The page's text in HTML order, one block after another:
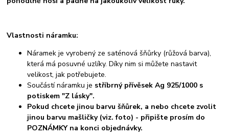
Vlastnosti náramku:
Náramek je vyrobený ze saténová šňůrky (růžová barva),
která má posuvné uzlíky. Díky nim si můžete nastavit
velikost, jak potřebujete.
Součástí náramku je stříbrný přívěsek Ag 925/1000 s
potiskem "Z lásky".
Pokud chcete jinou barvu šňůrek, a nebo chcete zvolit
jinou barvu mašličky (viz. foto) - připište prosím do
POZNÁMKY na konci objednávky.